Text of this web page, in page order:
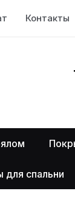
Контакты
спальни